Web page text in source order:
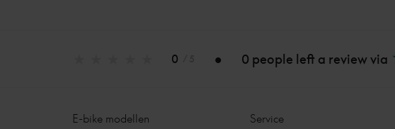
0 0 people left a review via
E-bike modellen Service